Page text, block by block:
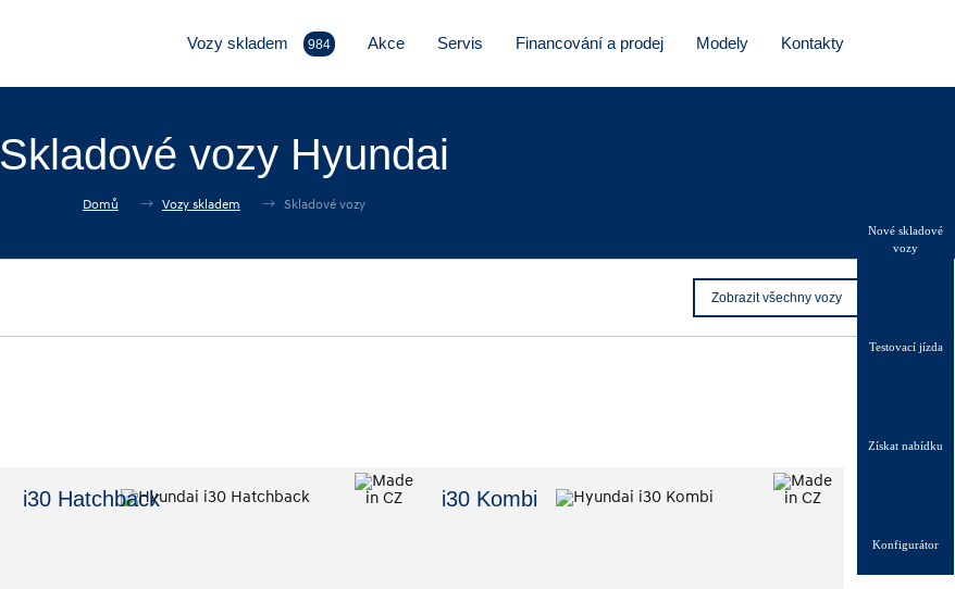
Vozy skladem 984 Akce Servis Financování a prodej Modely Kontakty
Nové skladové
vozy
Testovací jízda
Získat nabídku
Konfigurátor
Skladové vozy Hyundai
Domů Vozy skladem Skladové vozy
Zobrazit všechny vozy
i30 Hatchback i30 Kombi